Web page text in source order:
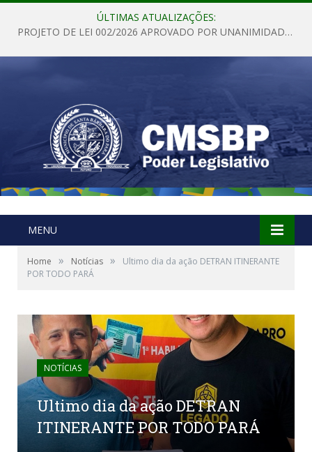
ÚLTIMAS ATUALIZAÇÕES:
PROJETO DE LEI 002/2026 APROVADO POR UNANIMIDADE EM SESSÃO ORDINÁRIA NESTA QUINTA – FEIRA 28 DE MAIO DE 2026
MENU
Home » Notícias »
Ultimo dia da ação DETRAN ITINERANTE
POR TODO PARÁ
NOTÍCIAS
Ultimo dia da ação DETRAN
ITINERANTE POR TODO PARÁ